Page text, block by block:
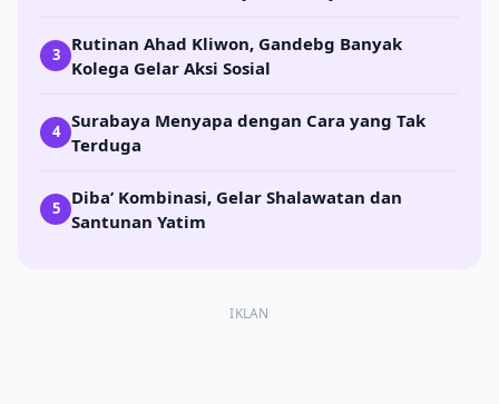
3
Rutinan Ahad Kliwon, Gandebg Banyak
Kolega Gelar Aksi Sosial
4
Surabaya Menyapa dengan Cara yang Tak
Terduga
5
Diba’ Kombinasi, Gelar Shalawatan dan
Santunan Yatim
IKLAN